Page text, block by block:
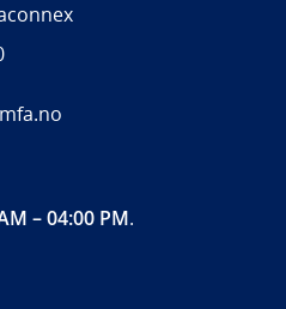
– 04:00 PM.